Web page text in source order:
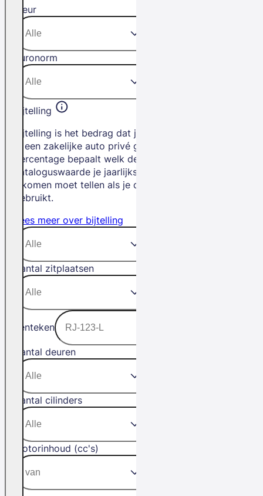
Kleur
Euronorm
Bijtelling
Bijtelling is het bedrag dat je betaalt als
je een zakelijke auto privé gebruikt. Het
percentage bepaalt welk deel van de
cataloguswaarde je jaarlijks bij je
inkomen moet tellen als je de auto privé
gebruikt.
Lees meer over bijtelling
Aantal zitplaatsen
Kenteken
Aantal deuren
Aantal cilinders
Motorinhoud (cc's)